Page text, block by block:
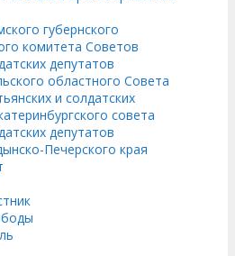
губернского
комитета Советов
депутатов
областного Совета
и солдатских
совета
депутатов
Печерского края